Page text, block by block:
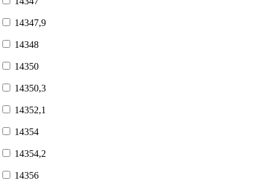
14347,9
14348
14350
14350,3
14352,1
14354
14354,2
14356